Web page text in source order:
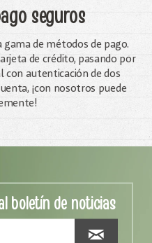
seguros
de métodos de pago.
de crédito, pasando por
con autenticación de dos
¡con nosotros puede
boletín de noticias